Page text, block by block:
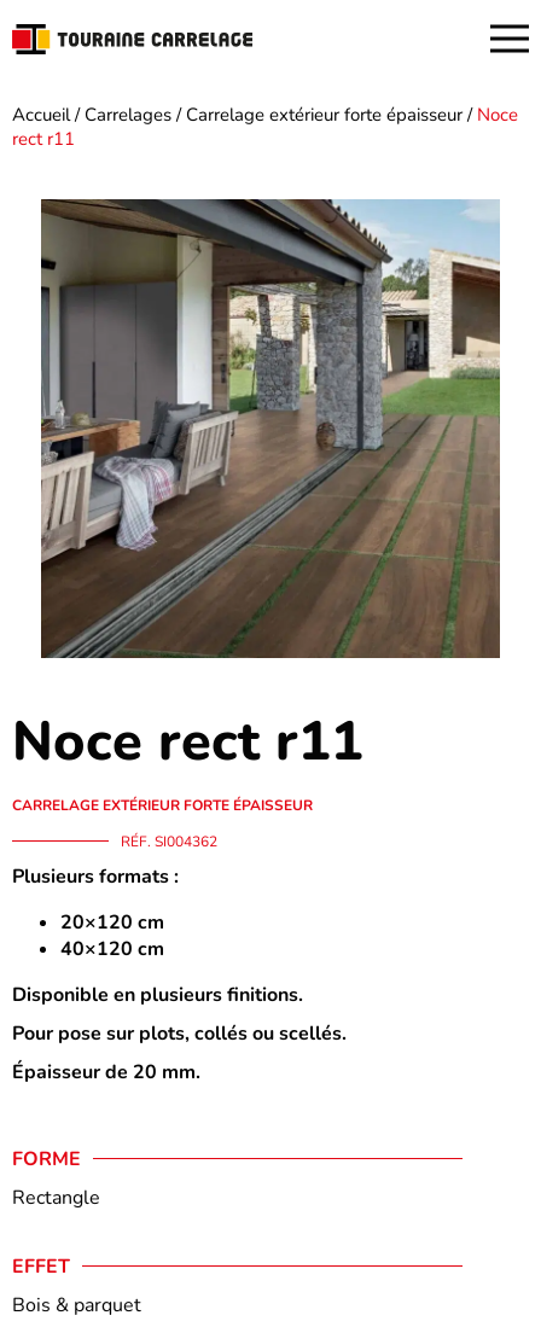
Accueil/ Carrelages / Carrelage extérieur forte épaisseur/ Noce
rect r11
Noce rect r11
CARRELAGE EXTÉRIEUR FORTE ÉPAISSEUR
RÉF. SI004362
Plusieurs formats :
20×120 cm
40×120 cm
Disponible en plusieurs finitions.
Pour pose sur plots, collés ou scellés.
Épaisseur de 20 mm.
FORME
Rectangle
EFFET
Bois & parquet